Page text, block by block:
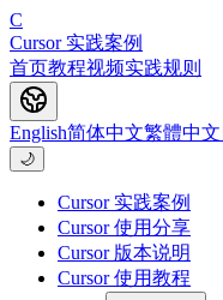
C
Cursor 实践案例
首页教程视频实践规则
English简体中文繁體中文
🌙
Cursor 实践案例
Cursor 使用分享
Cursor 版本说明
Cursor 使用教程